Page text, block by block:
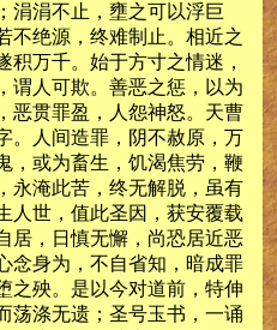
涓涓不止，壅之可以浮巨
不绝源，终难制止。相近之
积万千。始于方寸之情迷，
谓人可欺。善恶之惩，以为
恶贯罪盈，人怨神怒。天曹
。人间造罪，阴不赦原，万
，或为畜生，饥渴焦劳，鞭
永淹此苦，终无解脱，虽有
人世，值此圣因，获安覆载
居，日慎无懈，尚恐居近恶
念身为，不自省知，暗成罪
之殃。是以今对道前，特伸
荡涤无遗；圣号玉书，一诵